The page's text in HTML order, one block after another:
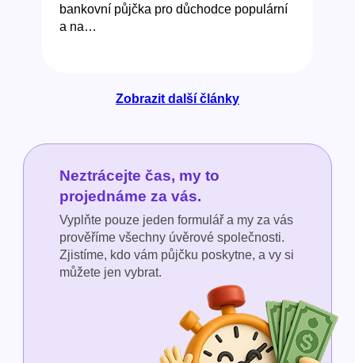
bankovní půjčka pro důchodce populární
a na…
Zobrazit další články
Neztrácejte čas, my to
projednáme za vás.
Vyplňte pouze jeden formulář a my za vás
prověříme všechny úvěrové společnosti.
Zjistíme, kdo vám půjčku poskytne, a vy si
můžete jen vybrat.